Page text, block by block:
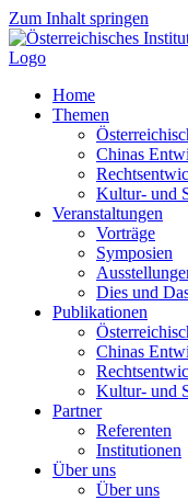
Zum Inhalt springen
Home
Themen
Chinas
Kultur- und
Veranstaltungen
Vorträge
Symposien
Dies und
Publikationen
Chinas
Kultur- und
Partner
Referenten
Institutionen
Über uns
Über uns